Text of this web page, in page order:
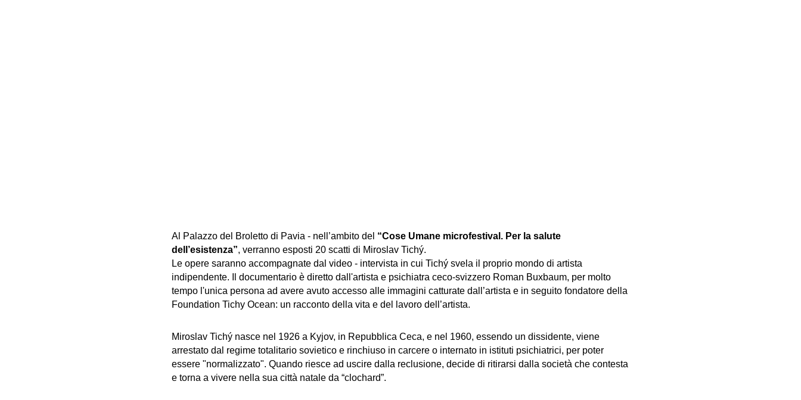
Al Palazzo del Broletto di Pavia - nell’ambito del “Cose Umane microfestival. Per la salute
dell’esistenza”, verranno esposti 20 scatti di Miroslav Tichý.
Le opere saranno accompagnate dal video - intervista in cui Tichý svela il proprio mondo di artista
indipendente. Il documentario è diretto dall'artista e psichiatra ceco-svizzero Roman Buxbaum, per molto
tempo l'unica persona ad avere avuto accesso alle immagini catturate dall’artista e in seguito fondatore della
Foundation Tichy Ocean: un racconto della vita e del lavoro dell’artista.
Miroslav Tichý nasce nel 1926 a Kyjov, in Repubblica Ceca, e nel 1960, essendo un dissidente, viene
arrestato dal regime totalitario sovietico e rinchiuso in carcere o internato in istituti psichiatrici, per poter
essere "normalizzato". Quando riesce ad uscire dalla reclusione, decide di ritirarsi dalla società che contesta
e torna a vivere nella sua città natale da “clochard”.